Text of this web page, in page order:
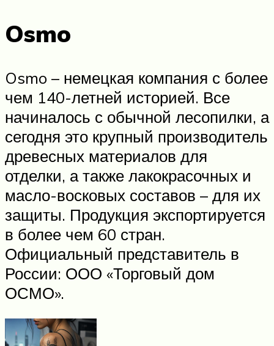
Osmo
Osmo – немецкая компания с более
чем 140-летней историей. Все
начиналось с обычной лесопилки, а
сегодня это крупный производитель
древесных материалов для
отделки, а также лакокрасочных и
масло-восковых составов – для их
защиты. Продукция экспортируется
в более чем 60 стран.
Официальный представитель в
России: ООО «Торговый дом
ОСМО».